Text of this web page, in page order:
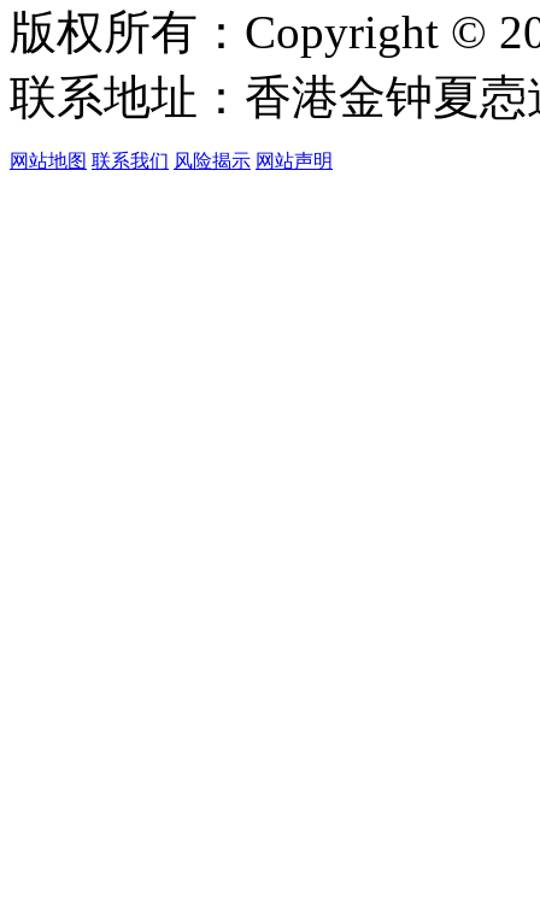
版权所有：Copyright ©
联系地址：香港金钟夏
网站地图 联系我们 风险揭示 网站声明